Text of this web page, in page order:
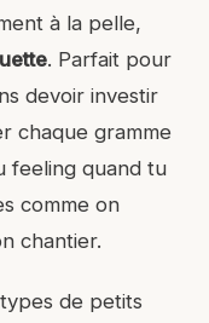
à la pelle,
. Parfait pour
devoir investir
chaque gramme
feeling quand tu
comme on
chantier.
de petits